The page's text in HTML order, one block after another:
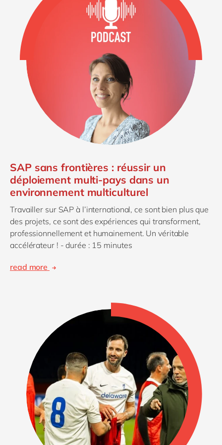
SAP sans frontières : réussir un
déploiement multi-pays dans un
environnement multiculturel
Travailler sur SAP à l’international, ce sont bien plus que
des projets, ce sont des expériences qui transforment,
professionnellement et humainement. Un véritable
accélérateur ! - durée : 15 minutes
read more